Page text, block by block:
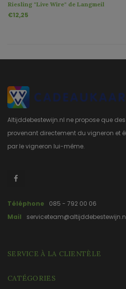
Riesling "Live Wire" de Langmeil
€12,25
Altijddebestewijn.nl ne propose que
provenant directement du vigneron et
par le vigneron lui-même.
Téléphone
085 - 792 00 06
Mail
SERVICE À LA CLIENTÈLE
CATÉGORIES